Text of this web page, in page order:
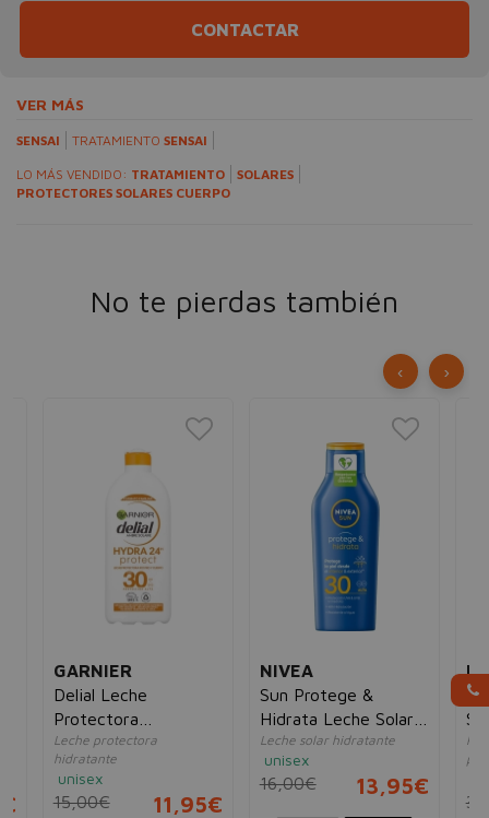
CONTACTAR
VER MÁS
SENSAI TRATAMIENTO SENSAI
LO MÁS VENDIDO: TRATAMIENTO
SOLARES
PROTECTORES SOLARES CUERPO
No te pierdas también
GARNIER
Delial Leche
Protectora
Hidratante 24h
SPF30
Leche protectora
hidratante
unisex
15,00€ 11,95€
NIVEA
Sun Protege &
Hidrata Leche Solar
SPF30
Leche solar hidratante
unisex
16,00€ 13,95€
‹ ›